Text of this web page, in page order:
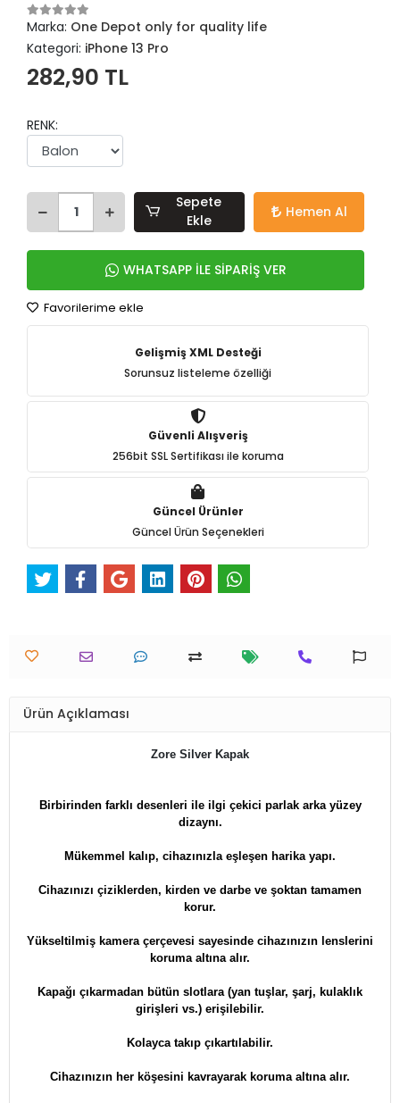
Marka: One Depot only for quality life
Kategori: iPhone 13 Pro
282,90 TL
RENK:
Sepete
Ekle
Hemen Al
WHATSAPP İLE SİPARİŞ VER
Favorilerime ekle
Gelişmiş XML Desteği
Sorunsuz listeleme özelliği
Güvenli Alışveriş
256bit SSL Sertifikası ile koruma
Güncel Ürünler
Güncel Ürün Seçenekleri
Ürün Açıklaması
Zore Silver Kapak
Birbirinden farklı desenleri ile ilgi çekici parlak arka yüzey
dizaynı.
Mükemmel kalıp, cihazınızla eşleşen harika yapı.
Cihazınızı çiziklerden, kirden ve darbe ve şoktan tamamen
korur.
Yükseltilmiş kamera çerçevesi sayesinde cihazınızın lenslerini
koruma altına alır.
Kapağı çıkarmadan bütün slotlara (yan tuşlar, şarj, kulaklık
girişleri vs.) erişilebilir.
Kolayca takıp çıkartılabilir.
​​​​​​​Cihazınızın her köşesini kavrayarak koruma altına alır.